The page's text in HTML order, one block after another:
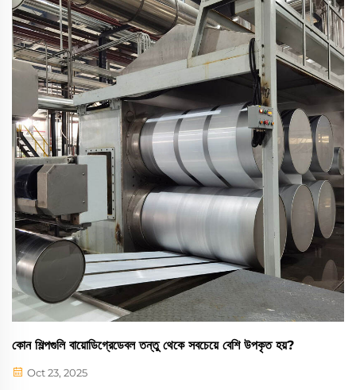
কোন শিল্পগুলি বায়োডিগ্রেডেবল তন্তু থেকে সবচেয়ে বেশি উপকৃত হয়?
Oct 23, 2025